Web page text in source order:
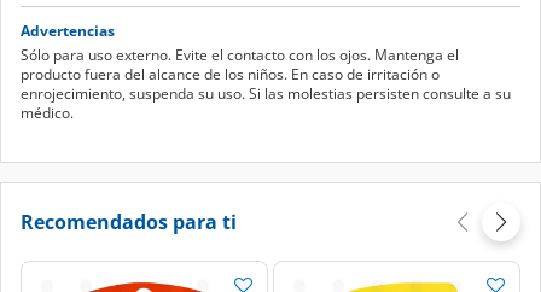
Advertencias
Sólo para uso externo. Evite el contacto con los ojos. Mantenga el
producto fuera del alcance de los niños. En caso de irritación o
enrojecimiento, suspenda su uso. Si las molestias persisten consulte a su
médico.
Recomendados para ti